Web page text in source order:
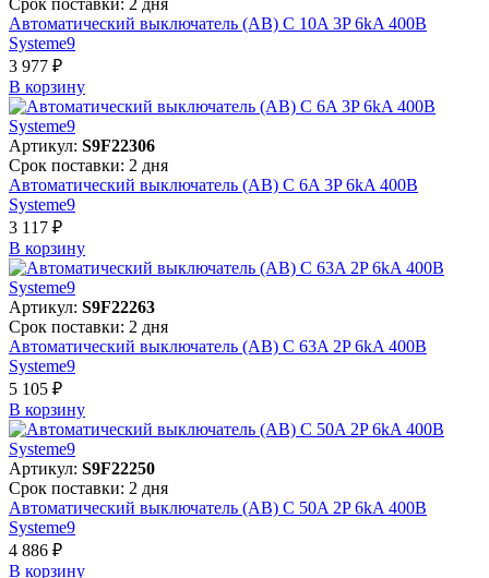
Автоматический выключатель (АВ) C 10A 3P 6kA 400В
Systeme9
3 977 ₽
В корзинy
Артикул: S9F22306
Срок поставки: 2 дня
Автоматический выключатель (АВ) C 6A 3P 6kA 400В
Systeme9
3 117 ₽
В корзинy
Артикул: S9F22263
Срок поставки: 2 дня
Автоматический выключатель (АВ) C 63A 2P 6kA 400В
Systeme9
5 105 ₽
В корзинy
Артикул: S9F22250
Срок поставки: 2 дня
Автоматический выключатель (АВ) C 50A 2P 6kA 400В
Systeme9
4 886 ₽
В корзинy